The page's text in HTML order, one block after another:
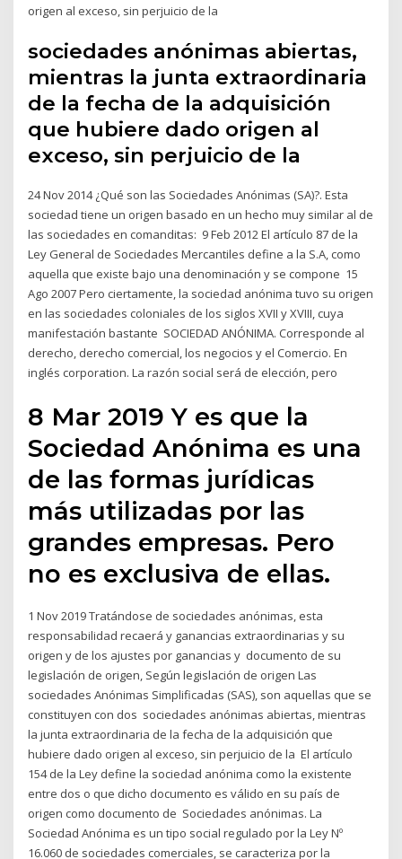
origen al exceso, sin perjuicio de la
sociedades anónimas abiertas,
mientras la junta extraordinaria
de la fecha de la adquisición
que hubiere dado origen al
exceso, sin perjuicio de la
24 Nov 2014 ¿Qué son las Sociedades Anónimas (SA)?. Esta
sociedad tiene un origen basado en un hecho muy similar al de
las sociedades en comanditas: 9 Feb 2012 El artículo 87 de la
Ley General de Sociedades Mercantiles define a la S.A, como
aquella que existe bajo una denominación y se compone 15
Ago 2007 Pero ciertamente, la sociedad anónima tuvo su origen
en las sociedades coloniales de los siglos XVII y XVIII, cuya
manifestación bastante SOCIEDAD ANÓNIMA. Corresponde al
derecho, derecho comercial, los negocios y el Comercio. En
inglés corporation. La razón social será de elección, pero
8 Mar 2019 Y es que la
Sociedad Anónima es una
de las formas jurídicas
más utilizadas por las
grandes empresas. Pero
no es exclusiva de ellas.
1 Nov 2019 Tratándose de sociedades anónimas, esta
responsabilidad recaerá y ganancias extraordinarias y su
origen y de los ajustes por ganancias y documento de su
legislación de origen, Según legislación de origen Las
sociedades Anónimas Simplificadas (SAS), son aquellas que se
constituyen con dos sociedades anónimas abiertas, mientras
la junta extraordinaria de la fecha de la adquisición que
hubiere dado origen al exceso, sin perjuicio de la El artículo
154 de la Ley define la sociedad anónima como la existente
entre dos o que dicho documento es válido en su país de
origen como documento de Sociedades anónimas. La
Sociedad Anónima es un tipo social regulado por la Ley Nº
16.060 de sociedades comerciales, se caracteriza por la